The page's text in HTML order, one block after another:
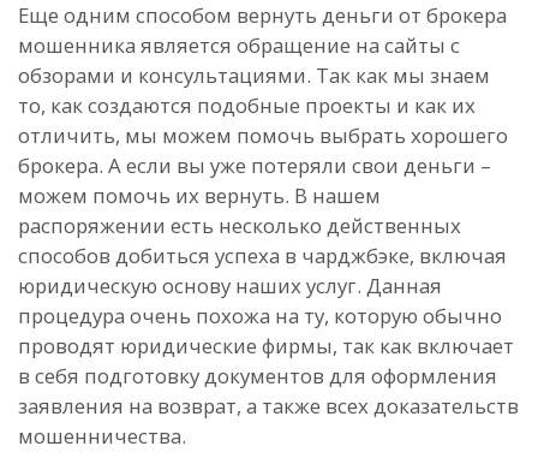
Еще одним способом вернуть деньги от брокера
мошенника является обращение на сайты с
обзорами и консультациями. Так как мы знаем
то, как создаются подобные проекты и как их
отличить, мы можем помочь выбрать хорошего
брокера. А если вы уже потеряли свои деньги –
можем помочь их вернуть. В нашем
распоряжении есть несколько действенных
способов добиться успеха в чарджбэке, включая
юридическую основу наших услуг. Данная
процедура очень похожа на ту, которую обычно
проводят юридические фирмы, так как включает
в себя подготовку документов для оформления
заявления на возврат, а также всех доказательств
мошенничества.